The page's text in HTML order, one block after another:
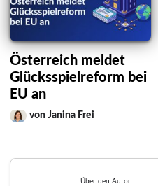
Österreich meldet
Glücksspielreform bei
EU an
von Janina Frei
Über den Autor